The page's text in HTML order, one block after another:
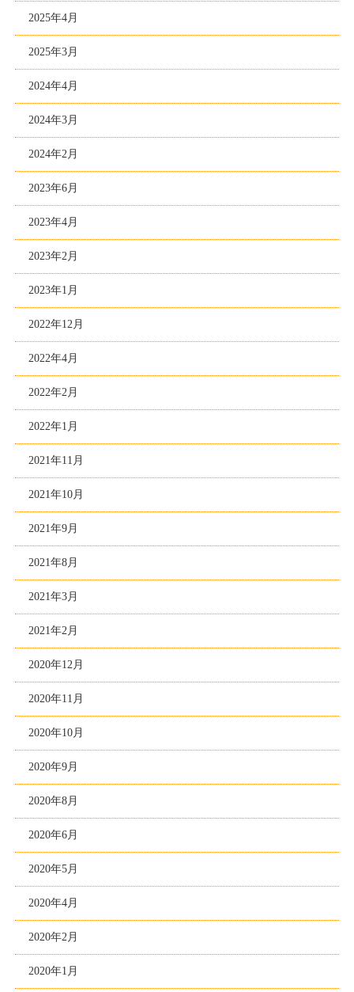
2025年4月
2025年3月
2024年4月
2024年3月
2024年2月
2023年6月
2023年4月
2023年2月
2023年1月
2022年12月
2022年4月
2022年2月
2022年1月
2021年11月
2021年10月
2021年9月
2021年8月
2021年3月
2021年2月
2020年12月
2020年11月
2020年10月
2020年9月
2020年8月
2020年6月
2020年5月
2020年4月
2020年2月
2020年1月